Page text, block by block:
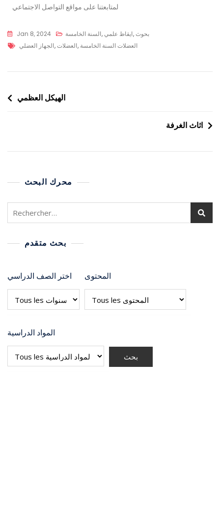
لمتابعتنا على مواقع التواصل الاجتماعي
Jan 8, 2024 السنة الخامسة,ايقاظ علمي,بحوث
الجهاز العضلي,العضلات, العضلات السنة الخامسة
الهيكل العظمي
اثاث الغرفة
محرك البحث
بحث متقدم
اختر الصف الدراسي المحتوى
المواد الدراسية